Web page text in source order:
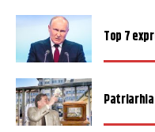
Top 7